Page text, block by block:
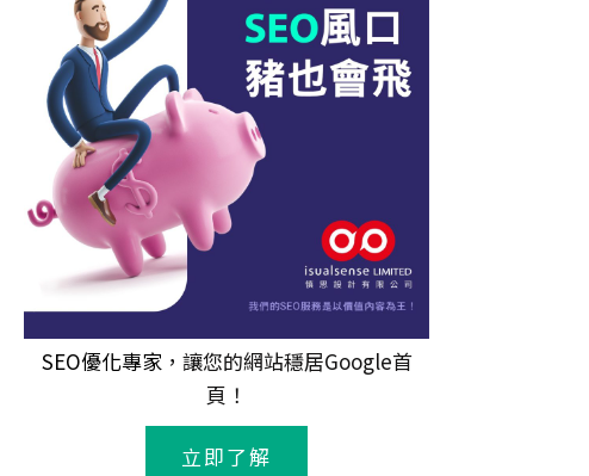
SEO優化專家，讓您的網站穩居Google首
頁！
立即了解